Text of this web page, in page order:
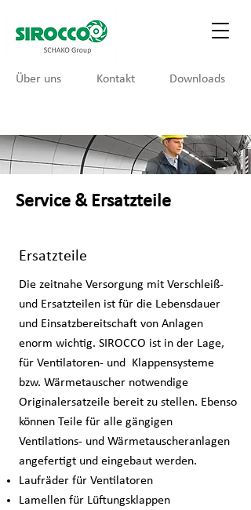
Über uns Kontakt Downloads
Service & Ersatzteile
Ersatzteile
Die zeitnahe Versorgung mit Verschleiß-
und Ersatzteilen ist für die Lebensdauer
und Einsatzbereitschaft von Anlagen
enorm wichtig. SIROCCO ist in der Lage,
für Ventilatoren- und Klappensysteme
bzw. Wärmetauscher notwendige
Originalersatzeile bereit zu stellen. Ebenso
können Teile für alle gängigen
Ventilations- und Wärmetauscheranlagen
angefertigt und eingebaut werden.
Laufräder für Ventilatoren
Lamellen für Lüftungsklappen